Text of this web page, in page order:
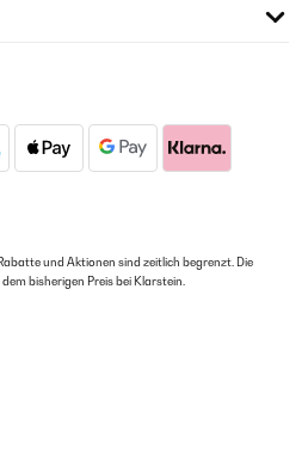
und Aktionen sind zeitlich begrenzt. Die
bisherigen Preis bei Klarstein.